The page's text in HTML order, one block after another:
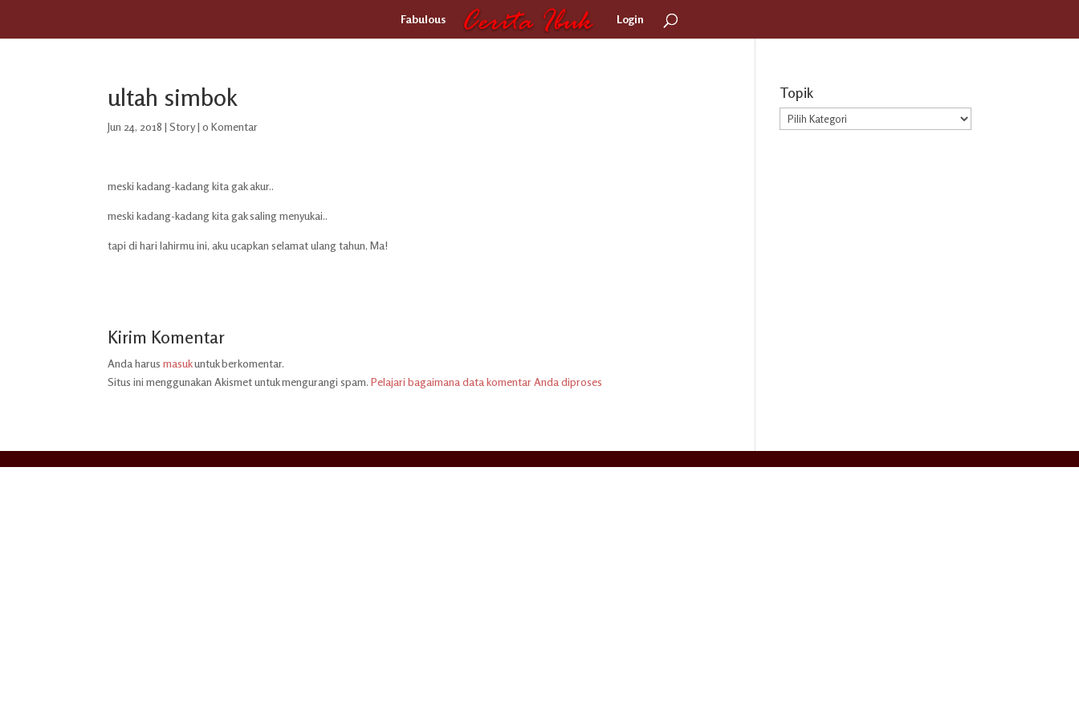
Fabulous Login
ultah simbok
Jun 24, 2018 |Story|0 Komentar
meski kadang-kadang kita gak akur..
meski kadang-kadang kita gak saling menyukai..
tapi di hari lahirmu ini, aku ucapkan selamat ulang tahun, Ma!
Kirim Komentar
Anda harusmasukuntuk berkomentar.
Situs ini menggunakan Akismet untuk mengurangi spam.Pelajari bagaimana data komentar Anda diproses
Topik
Topik